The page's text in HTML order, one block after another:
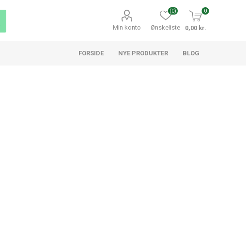
Min konto Ønskeliste
(0) 0
0,00 kr.
FORSIDE NYE PRODUKTER BLOG